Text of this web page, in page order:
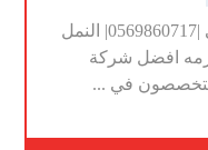
شركة مكافحة الرمة في ابوظبي |0569860717| النمل
افضل شركة
في ...